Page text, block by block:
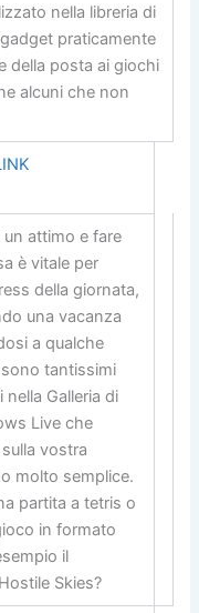
nella libreria di
praticamente
della posta ai giochi
alcuni che non
attimo e fare
è vitale per
della giornata,
una vacanza
a qualche
tantissimi
Galleria di
Live che
vostra
molto semplice.
partita a tetris o
in formato
il
Skies?